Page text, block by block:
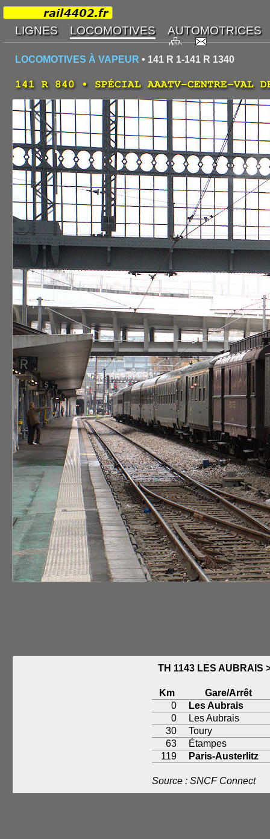
LOCOMOTIVES À VAPEUR • 141 R 1-141 R 1340
141 R 840 • SPÉCIAL AAATV-CENTRE-VAL
TH 1143 LES AUBRAIS
Km
Gare/Arrêt
0
Les Aubrais
0
Les Aubrais
30
Toury
63
Étampes
119
Paris-Austerlitz
Source : SNCF Connect